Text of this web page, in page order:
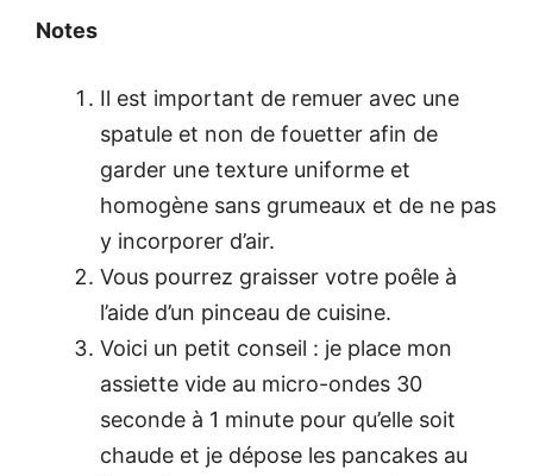
Notes
Il est important de remuer avec une
spatule et non de fouetter afin de
garder une texture uniforme et
homogène sans grumeaux et de ne pas
y incorporer d’air.
Vous pourrez graisser votre poêle à
l’aide d’un pinceau de cuisine.
Voici un petit conseil : je place mon
assiette vide au micro-ondes 30
seconde à 1 minute pour qu’elle soit
chaude et je dépose les pancakes au